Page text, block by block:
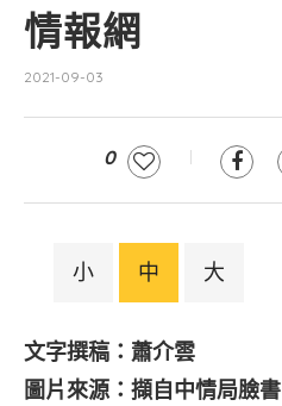
情報網
2021-09-03
0
小 中 大
文字撰稿：蕭介雲
圖片來源：擷自中情局臉書